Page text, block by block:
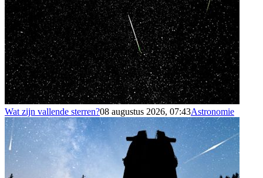
Wat zijn vallende sterren?08 augustus 2026, 07:43Astronomie